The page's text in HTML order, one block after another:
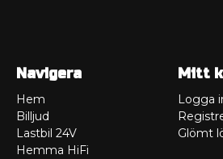
Navigera
Hem
Billjud
Lastbil 24V
Hemma HiFi
Mitt
Logga
Glömt